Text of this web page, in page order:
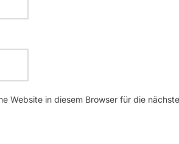
Website in diesem Browser für die